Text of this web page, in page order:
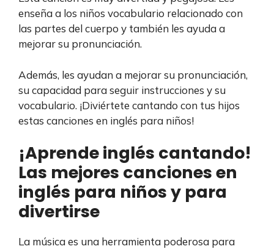
enseña a los niños vocabulario relacionado con
las partes del cuerpo y también les ayuda a
mejorar su pronunciación.
Además, les ayudan a mejorar su pronunciación,
su capacidad para seguir instrucciones y su
vocabulario. ¡Diviértete cantando con tus hijos
estas canciones en inglés para niños!
¡Aprende inglés cantando!
Las mejores canciones en
inglés para niños y para
divertirse
La música es una herramienta poderosa para